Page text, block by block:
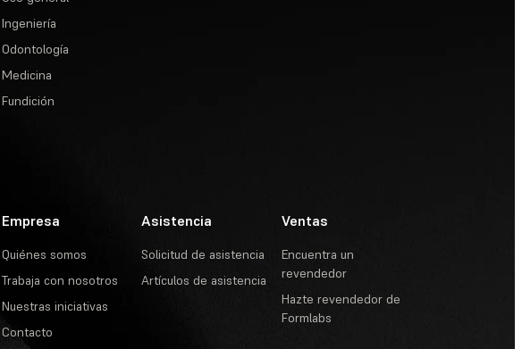
Ingeniería
Odontología
Medicina
Fundición
Empresa
Quiénes somos
Trabaja con nosotros
Nuestras iniciativas
Contacto
Asistencia
Solicitud de asistencia
Artículos de asistencia
Ventas
Encuentra un
revendedor
Hazte revendedor de
Formlabs